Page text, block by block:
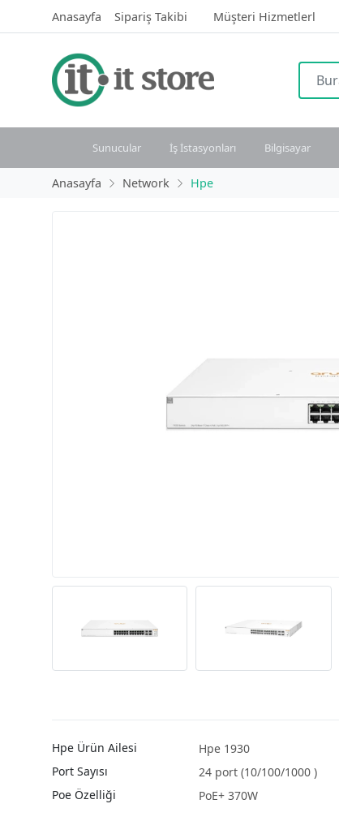
Anasayfa Sipariş Takibi Müşteri Hizmetlerl
Sunucular İş İstasyonları Bilgisayar
Anasayfa Network Hpe
Hpe Ürün Ailesi Hpe 1930
Port Sayısı
24 port (10/100/1000 )
Poe Özelliği
PoE+ 370W